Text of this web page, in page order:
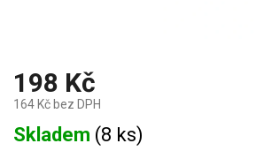
198 Kč
164 Kč bez DPH
Měrná
cena:
Skladem (8 ks)